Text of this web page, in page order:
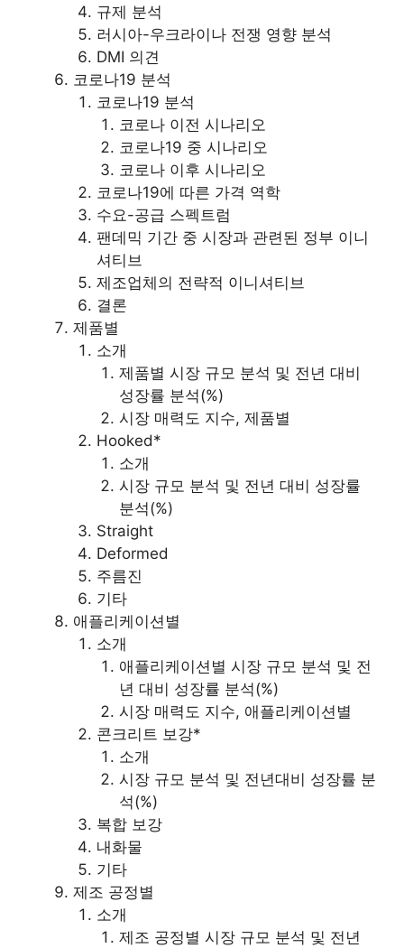
규제 분석
러시아-우크라이나 전쟁 영향 분석
DMI 의견
코로나19 분석
코로나19 분석
코로나 이전 시나리오
코로나19 중 시나리오
코로나 이후 시나리오
코로나19에 따른 가격 역학
수요-공급 스펙트럼
팬데믹 기간 중 시장과 관련된 정부 이니
셔티브
제조업체의 전략적 이니셔티브
결론
제품별
소개
제품별 시장 규모 분석 및 전년 대비
성장률 분석(%)
시장 매력도 지수, 제품별
Hooked*
소개
시장 규모 분석 및 전년 대비 성장률
분석(%)
Straight
Deformed
주름진
기타
애플리케이션별
소개
애플리케이션별 시장 규모 분석 및 전
년 대비 성장률 분석(%)
시장 매력도 지수, 애플리케이션별
콘크리트 보강*
소개
시장 규모 분석 및 전년대비 성장률 분
석(%)
복합 보강
내화물
기타
제조 공정별
소개
제조 공정별 시장 규모 분석 및 전년